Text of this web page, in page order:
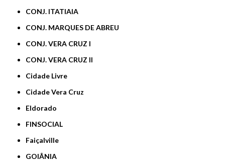
CONJ. ITATIAIA
CONJ. MARQUES DE ABREU
CONJ. VERA CRUZ I
CONJ. VERA CRUZ II
Cidade Livre
Cidade Vera Cruz
Eldorado
FINSOCIAL
Faiçalville
GOIÂNIA